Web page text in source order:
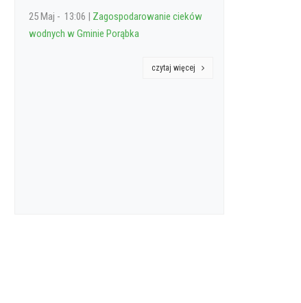
25 Maj - 13:06 | Zagospodarowanie cieków
wodnych w Gminie Porąbka
czytaj więcej